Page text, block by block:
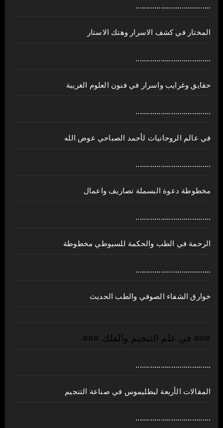
....................................
المختار في كشف الاسرار وهتك الاستار
....................................
حقايق وغرايب واسرار في فنون العلوم الغريبة
....................................
في عالم الروحانيات لأحمد الصباحي عوض الله
....................................
مخطوطة دعوة البسملة تصاريف واعمال
....................................
الرحمة في الطب والحكمة للسيوطي مخطوطة
....................................
خوارق الشفاء الصوفي والطب الحديث
¤¤¤ في علم التنجيم والفلك ¤¤¤
....................................
المقالات الأربعة لبطليموس في صناعة التنجيم
....................................